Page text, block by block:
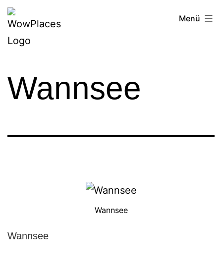
Zum
Inhalt
springen
Reiseblog
WowPlaces.de
Menü
Wannsee
Wannsee
Wannsee